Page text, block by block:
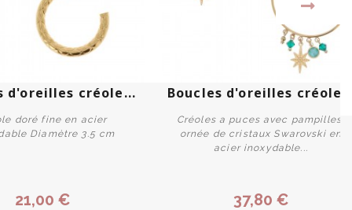
d'oreilles créole...
doré fine en acier
Diamètre 3.5 cm
21,00 €
Boucles d'oreilles
Créoles a puces avec pampilles,
ornée de cristaux Swarovski en
acier inoxydable...
37,80 €